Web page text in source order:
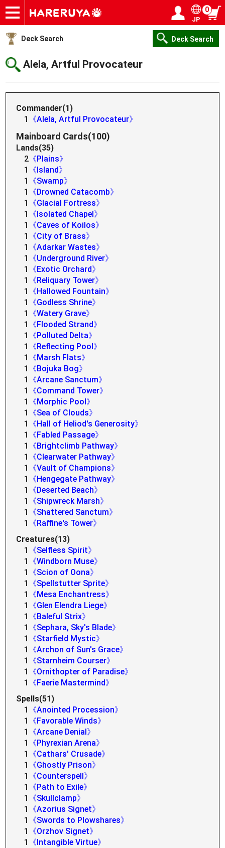
Onlineshop
Articles
Deck Search
Sponsored Players
Shop Info
Event Schedule
Help
Contact
JP
0
Deck Search Deck Search
Alela, Artful Provocateur
Commander(1)
1
《Alela, Artful Provocateur》
Mainboard Cards(100)
Lands(35)
2 《Plains》
1
《Island》
1
《Swamp》
1
《Drowned Catacomb》
1
《Glacial Fortress》
1
《Isolated Chapel》
1
《Caves of Koilos》
1
《City of Brass》
1
《Adarkar Wastes》
1
《Underground River》
1
《Exotic Orchard》
1
《Reliquary Tower》
1
《Hallowed Fountain》
1
《Godless Shrine》
1
《Watery Grave》
1
《Flooded Strand》
1
《Polluted Delta》
1
《Reflecting Pool》
1
《Marsh Flats》
1
《Bojuka Bog》
1
《Arcane Sanctum》
1
《Command Tower》
1
《Morphic Pool》
1
《Sea of Clouds》
1
《Hall of Heliod's Generosity》
1
《Fabled Passage》
1
《Brightclimb Pathway》
1
《Clearwater Pathway》
1
《Vault of Champions》
1
《Hengegate Pathway》
1
《Deserted Beach》
1
《Shipwreck Marsh》
1
《Shattered Sanctum》
1
《Raffine's Tower》
Creatures(13)
1
《Selfless Spirit》
1
《Windborn Muse》
1
《Scion of Oona》
1
《Spellstutter Sprite》
1
《Mesa Enchantress》
1
《Glen Elendra Liege》
1
《Baleful Strix》
1
《Sephara, Sky's Blade》
1
《Starfield Mystic》
1
《Archon of Sun's Grace》
1
《Starnheim Courser》
1
《Ornithopter of Paradise》
1
《Faerie Mastermind》
Spells(51)
1
《Anointed Procession》
1
《Favorable Winds》
1
《Arcane Denial》
1
《Phyrexian Arena》
1
《Cathars' Crusade》
1
《Ghostly Prison》
1
《Counterspell》
1
《Path to Exile》
1
《Skullclamp》
1
《Azorius Signet》
1
《Swords to Plowshares》
1
《Orzhov Signet》
1
《Intangible Virtue》